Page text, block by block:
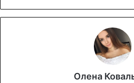
Олена